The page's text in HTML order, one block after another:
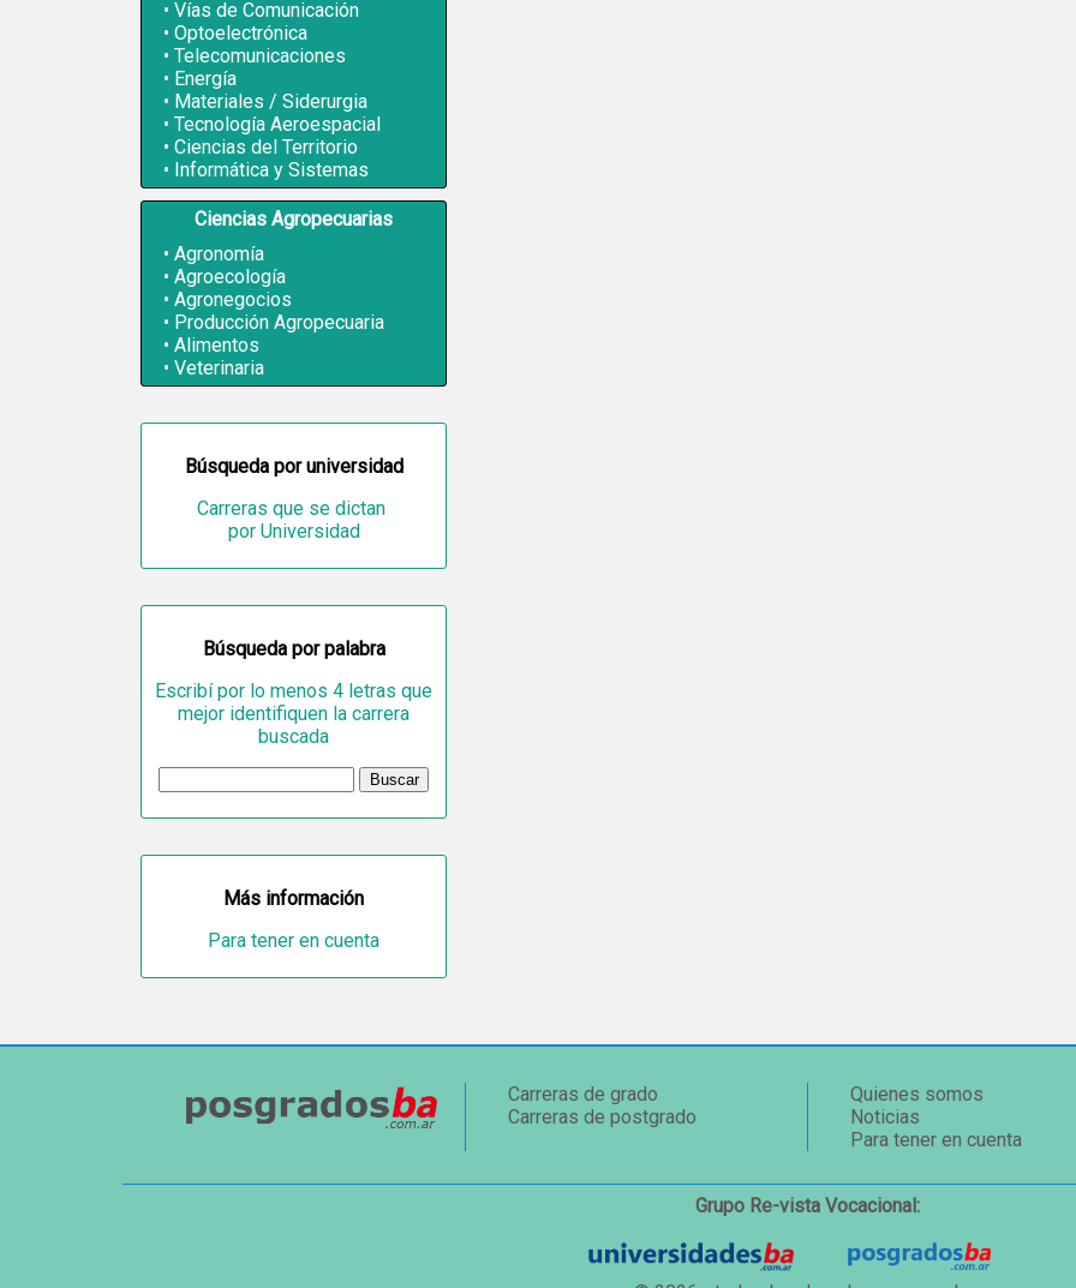
Vías de Comunicación
Optoelectrónica
Telecomunicaciones
Energía
Materiales / Siderurgia
Tecnología Aeroespacial
Ciencias del Territorio
Informática y Sistemas
Ciencias Agropecuarias
Agronomía
Agroecología
Agronegocios
Producción Agropecuaria
Alimentos
Veterinaria
Búsqueda por universidad
Carreras que se dictan
por Universidad
Búsqueda por palabra
Escribí por lo menos 4 letras que
mejor identifiquen la carrera
buscada
Más información
Para tener en cuenta
Carreras de grado
Carreras de postgrado
Quienes somos
Noticias
Para tener en cuenta
Grupo Re-vista Vocacional: